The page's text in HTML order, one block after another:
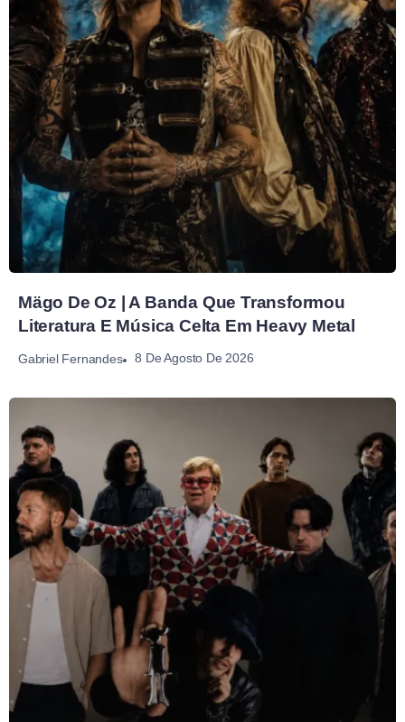
Mägo De Oz | A Banda Que Transformou
Literatura E Música Celta Em Heavy Metal
Gabriel Fernandes 8 De Agosto De 2026